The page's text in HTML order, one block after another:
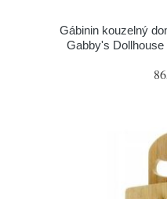
Gábinin kouzelný
Gabby's